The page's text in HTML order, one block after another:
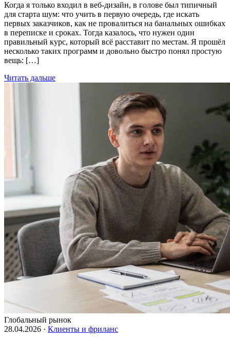
Когда я только входил в веб-дизайн, в голове был типичный
для старта шум: что учить в первую очередь, где искать
первых заказчиков, как не провалиться на банальных ошибках
в переписке и сроках. Тогда казалось, что нужен один
правильный курс, который всё расставит по местам. Я прошёл
несколько таких программ и довольно быстро понял простую
вещь: […]
Читать дальше
Глобальный рынок
28.04.2026 · Клиенты и фриланс